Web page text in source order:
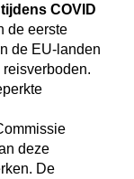
COVID
de eerste
de EU-landen
deze
De